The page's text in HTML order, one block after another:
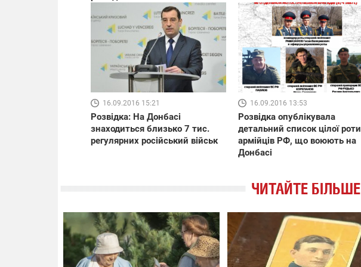
16.09.2016 15:21
Розвідка: На Донбасі
знаходиться близько 7 тис.
регулярних російський військ
16.09.2016 13:53
Розвідка опублікувала
детальний список цілої роти
армійців РФ, що воюють на
Донбасі
ЧИТАЙТЕ БІЛЬШЕ